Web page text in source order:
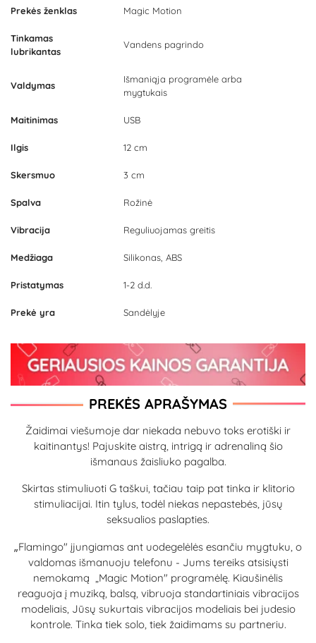
Prekės ženklas Magic Motion
Tinkamas
lubrikantas
Vandens pagrindo
Valdymas
Išmaniąja programėle arba
mygtukais
Maitinimas USB
Ilgis 12 cm
Skersmuo 3 cm
Spalva Rožinė
Vibracija Reguliuojamas greitis
Medžiaga Silikonas, ABS
Pristatymas 1-2 d.d.
Prekė yra Sandėlyje
PREKĖS APRAŠYMAS
Žaidimai viešumoje dar niekada nebuvo toks erotiški ir
kaitinantys! Pajuskite aistrą, intrigą ir adrenaliną šio
išmanaus žaisliuko pagalba.
Skirtas stimuliuoti G taškui, tačiau taip pat tinka ir klitorio
stimuliacijai. Itin tylus, todėl niekas nepastebės, jūsų
seksualios paslapties.
„Flamingo" įjungiamas ant uodegelėlės esančiu mygtuku, o
valdomas išmanuoju telefonu - Jums tereiks atsisiųsti
nemokamą „Magic Motion" programėlę. Kiaušinėlis
reaguoja į muziką, balsą, vibruoja standartiniais vibracijos
modeliais, Jūsų sukurtais vibracijos modeliais bei judesio
kontrole. Tinka tiek solo, tiek žaidimams su partneriu.